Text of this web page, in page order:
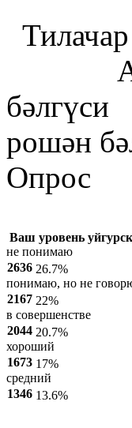
Тилачар
Ана
бәлгүси
рошән
Опрос
Ваш уровень
не понимаю
2636 26.7%
понимаю, но не
2167 22%
в совершенстве
2044 20.7%
хороший
1673 17%
средний
1346 13.6%